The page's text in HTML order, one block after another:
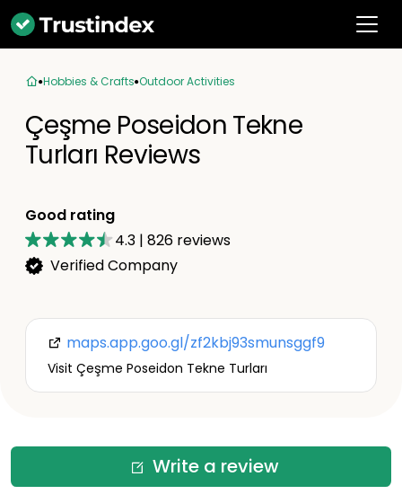
Hobbies & Crafts Outdoor Activities
Çeşme Poseidon Tekne
Turları Reviews
Good rating
4.3 | 826 reviews
Verified Company
maps.app.goo.gl/zf2kbj93smunsggf9
Visit Çeşme Poseidon Tekne Turları
Write a review